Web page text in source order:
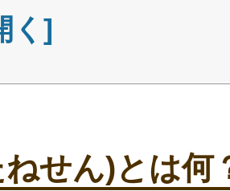
(たねせん)とは
貨を使った種銭の
せん)とは何